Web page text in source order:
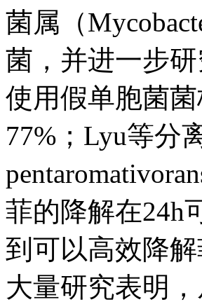
菌属（
菌，并进一步
使用假单胞菌
77%；Lyu等分
菲的降解在24h
到可以高效降
大量研究表明